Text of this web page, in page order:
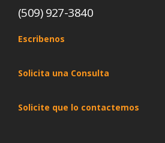
(509) 927-3840
Escribenos
Solicita una Consulta
Solicite que lo contactemos